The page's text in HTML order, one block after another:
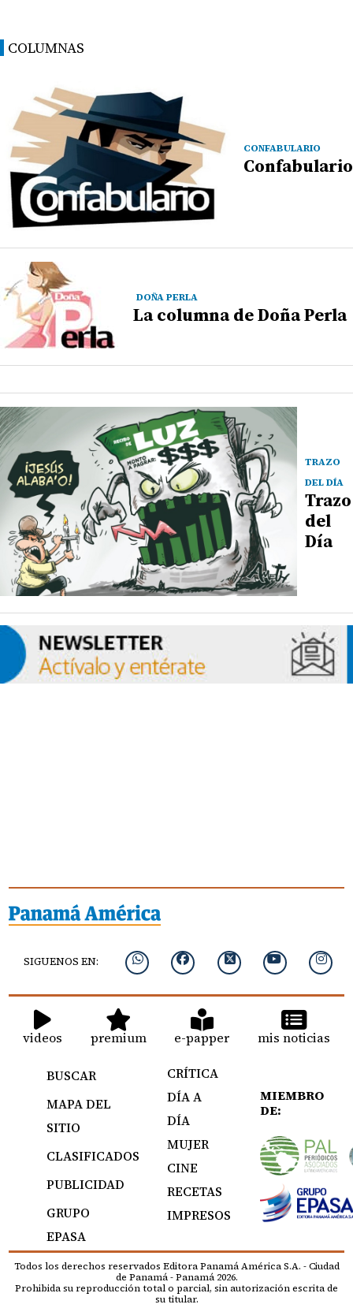
COLUMNAS
CONFABULARIO
Confabulario
DOÑA PERLA
La columna de Doña Perla
TRAZO
DEL DÍA
Trazo
del
Día
SIGUENOS EN:
videos premium e-papper mis noticias
BUSCAR
MAPA DEL
SITIO
CLASIFICADOS
PUBLICIDAD
GRUPO
EPASA
CRÍTICA
DÍA A
DÍA
MUJER
CINE
RECETAS
IMPRESOS
MIEMBRO
DE:
Todos los derechos reservados Editora Panamá América S.A. - Ciudad
de Panamá - Panamá 2026.
Prohibida su reproducción total o parcial, sin autorización escrita de
su titular.